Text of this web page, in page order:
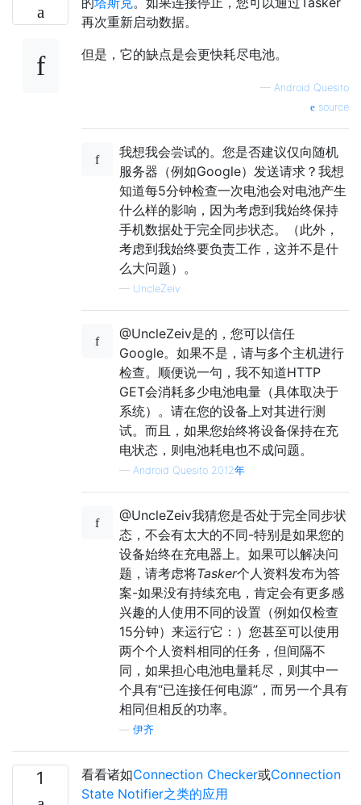
再次重新启动数据。
但是，它的缺点是会更快耗尽电池。
— Android Quesito
source
我想我会尝试的。您是否建议仅向随机
服务器（例如Google）发送请求？我想
知道每5分钟检查一次电池会对电池产生
什么样的影响，因为考虑到我始终保持
手机数据处于完全同步状态。（此外，
考虑到我始终要负责工作，这并不是什
么大问题）。
— UncleZeiv
@UncleZeiv是的，您可以信任
Google。如果不是，请与多个主机进行
检查。顺便说一句，我不知道HTTP
GET会消耗多少电池电量（具体取决于
系统）。请在您的设备上对其进行测
试。而且，如果您始终将设备保持在充
电状态，则电池耗电也不成问题。
— Android Quesito 2012年
@UncleZeiv我猜您是否处于完全同步状
态，不会有太大的不同-特别是如果您的
设备始终在充电器上。如果可以解决问
题，请考虑将Tasker个人资料发布为答
案-如果没有持续充电，肯定会有更多感
兴趣的人使用不同的设置（例如仅检查
15分钟）来运行它：）您甚至可以使用
两个个人资料相同的任务，但间隔不
同，如果担心电池电量耗尽，则其中一
个具有“已连接任何电源”，而另一个具有
相同但相反的功率。
伊齐
1 看看诸如Connection Checker或Connection
State Notifier之类的应用